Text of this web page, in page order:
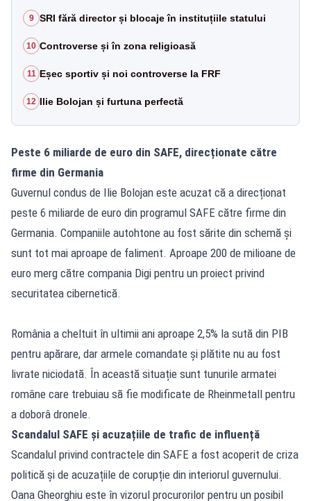
9 SRI fără director și blocaje în instituțiile statului
10 Controverse și în zona religioasă
11 Eșec sportiv și noi controverse la FRF
12 Ilie Bolojan și furtuna perfectă
Peste 6 miliarde de euro din SAFE, direcționate către
firme din Germania
Guvernul condus de Ilie Bolojan este acuzat că a direcționat
peste 6 miliarde de euro din programul SAFE către firme din
Germania. Companiile autohtone au fost sărite din schemă și
sunt tot mai aproape de faliment. Aproape 200 de milioane de
euro merg către compania Digi pentru un proiect privind
securitatea cibernetică.
România a cheltuit în ultimii ani aproape 2,5% la sută din PIB
pentru apărare, dar armele comandate și plătite nu au fost
livrate niciodată. În această situație sunt tunurile armatei
române care trebuiau să fie modificate de Rheinmetall pentru
a doborâ dronele.
Scandalul SAFE și acuzațiile de trafic de influență
Scandalul privind contractele din SAFE a fost acoperit de criza
politică și de acuzațiile de corupție din interiorul guvernului.
Oana Gheorghiu este în vizorul procurorilor pentru un posibil